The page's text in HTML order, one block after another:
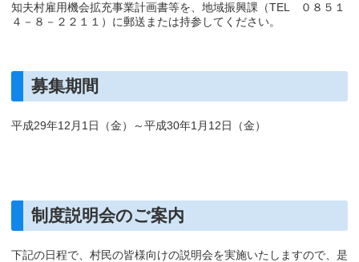
知夫村雇用機会拡充事業計画書等を、地域振興課（TEL ０８５１
４－８－２２１１）に郵送または持参してください。
募集期間
平成29年12月1日（金）～平成30年1月12日（金）
制度説明会のご案内
下記の日程で、村民の皆様向けの説明会を実施いたしますので、是